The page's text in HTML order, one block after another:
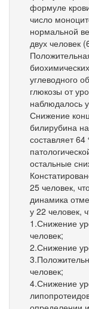
формуле
число
нормальной
двух человек
углеводного
глюкозы от
наблюдалось
Снижение
билирубина
составляет
остальные
25 человек,
динамика
у 22 человек,
1.Снижение
человек;
2.Снижение
человек;
4.Снижение